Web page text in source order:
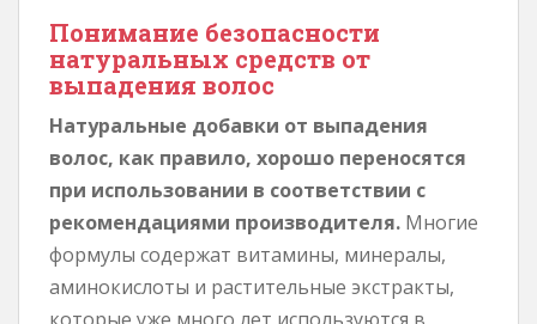
Понимание безопасности
натуральных средств от
выпадения волос
Натуральные добавки от выпадения
волос, как правило, хорошо переносятся
при использовании в соответствии с
рекомендациями производителя. Многие
формулы содержат витамины, минералы,
аминокислоты и растительные экстракты,
которые уже много лет используются в